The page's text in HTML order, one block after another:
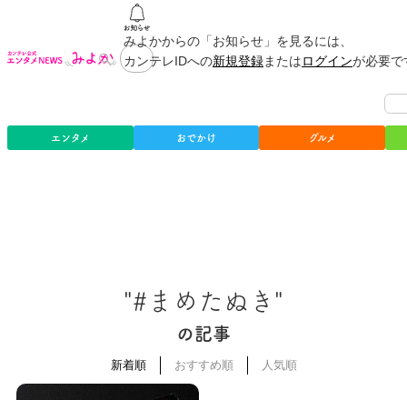
みよかからの「お知らせ」を見るには、
カンテレIDへの新規登録またはログインが必要
エンタメ おでかけ グルメ
"#まめたぬき"
の記事
新着順 おすすめ順 人気順